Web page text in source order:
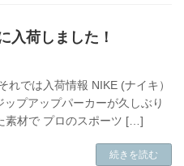
入荷しました！
では入荷情報 NIKE (ナイキ）
プアップパーカーが久しぶり
素材で プロのスポーツ […]
続きを読む